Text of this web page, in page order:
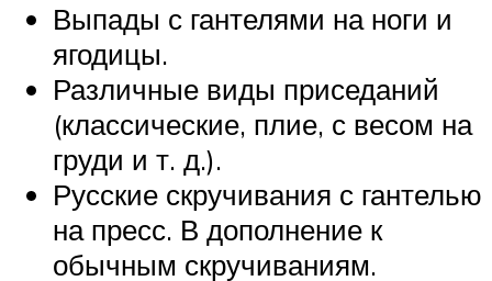
Выпады с гантелями на ноги и
ягодицы.
Различные виды приседаний
(классические, плие, с весом на
груди и т. д.).
Русские скручивания с гантелью
на пресс. В дополнение к
обычным скручиваниям.